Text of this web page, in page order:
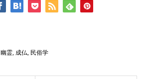
幽霊 成仏 民俗学